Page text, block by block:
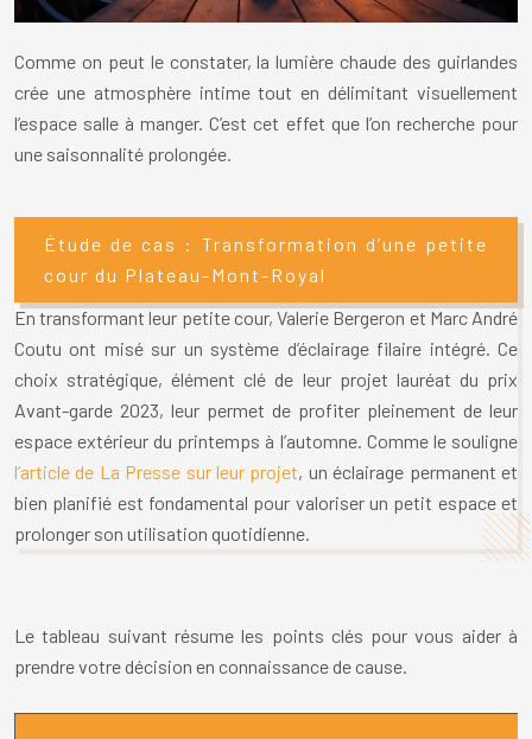
Comme on peut le constater, la lumière chaude des guirlandes
crée une atmosphère intime tout en délimitant visuellement
l’espace salle à manger. C’est cet effet que l’on recherche pour
une saisonnalité prolongée.
Étude de cas : Transformation d’une petite
cour du Plateau-Mont-Royal
En transformant leur petite cour, Valerie Bergeron et Marc André
Coutu ont misé sur un système d’éclairage filaire intégré. Ce
choix stratégique, élément clé de leur projet lauréat du prix
Avant-garde 2023, leur permet de profiter pleinement de leur
espace extérieur du printemps à l’automne. Comme le souligne
l’article de La Presse sur leur projet, un éclairage permanent et
bien planifié est fondamental pour valoriser un petit espace et
prolonger son utilisation quotidienne.
Le tableau suivant résume les points clés pour vous aider à
prendre votre décision en connaissance de cause.